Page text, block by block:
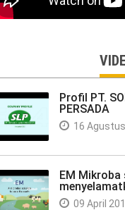
Profil PT.
PERSADA
16
EM
09 April